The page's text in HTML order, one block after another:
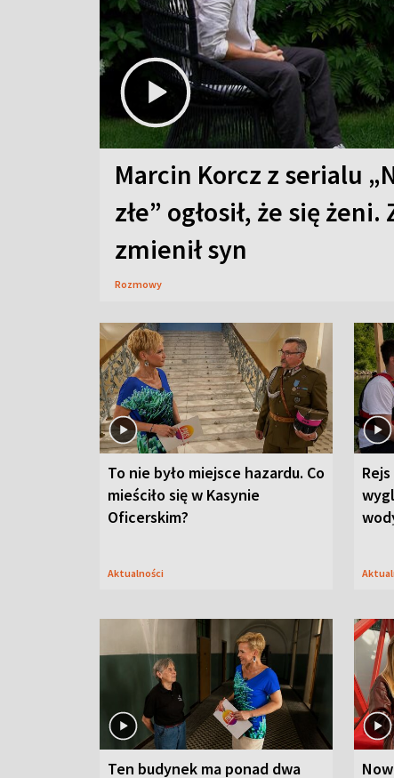
Marcin Korcz z serialu
złe” ogłosił, że się żeni.
zmienił syn
Rozmowy
To nie było miejsce hazardu. Co
mieściło się w Kasynie
Oficerskim?
Aktualności
Ten budynek ma ponad dwa